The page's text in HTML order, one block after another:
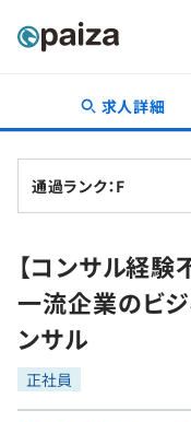
転職・キャリア
転職成功ガイド
転職エージェント
インタビュー
転職成功ガイド
新卒就活
求人検索
本選考
インターン
学習
問題集
プログラミング言語
ゲーム・マンガ
求人詳細
通過ランク：F
【コンサル経験
一流企業のビ
ンサル
正社員